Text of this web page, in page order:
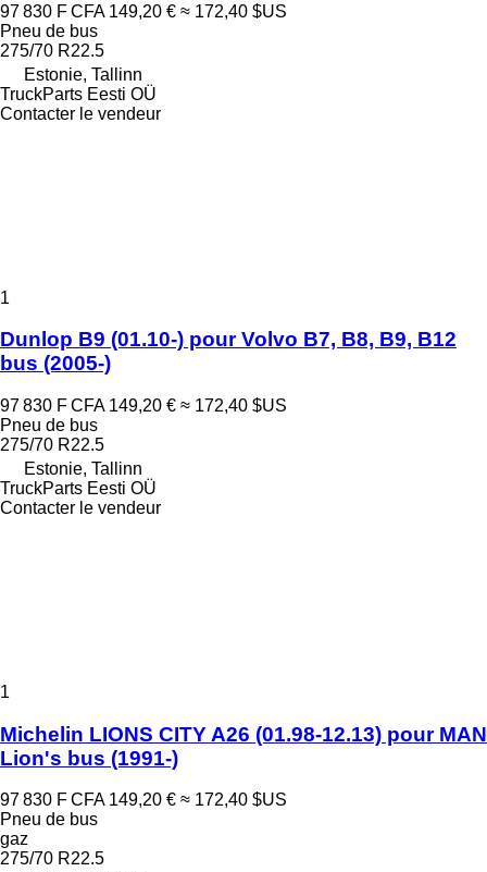
97 830 F CFA 149,20 € ≈ 172,40 $US
Pneu de bus
275/70 R22.5
Estonie, Tallinn
TruckParts Eesti OÜ
Contacter le vendeur
1
Dunlop B9 (01.10-) pour Volvo B7, B8, B9, B12
bus (2005-)
97 830 F CFA 149,20 € ≈ 172,40 $US
Pneu de bus
275/70 R22.5
Estonie, Tallinn
TruckParts Eesti OÜ
Contacter le vendeur
1
Michelin LIONS CITY A26 (01.98-12.13) pour MAN
Lion's bus (1991-)
97 830 F CFA 149,20 € ≈ 172,40 $US
Pneu de bus
gaz
275/70 R22.5